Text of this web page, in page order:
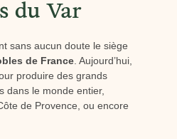
du Var
sans aucun doute le siège
de France. Aujourd’hui,
produire des grands
dans le monde entier,
de Provence, ou encore